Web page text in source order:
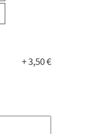
+ 3,50 €